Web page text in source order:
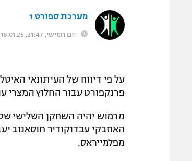
מערכת ספורט 1
יום חמישי, 21:47, 16.01.25
על פי דיווח של העיתונאי
פרנקפורט עבור החלוץ המצרי
מרמוש יהיה השחקן השלישי
האוזבקי עבדוקודיר חוסאנוב
מפלמייראס.